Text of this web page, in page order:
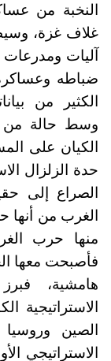
النخبة من
غلاف غزة،
آليات ومدرعات
ضباطه
الكثير من
وسط حالة من
الكيان على
حدة الزلزال
الصراع إلى
الغرب من أنها
منها حرب
فأصبحت معها
هامشية،
الاستراتيجية
الصين
الاستراتيجي